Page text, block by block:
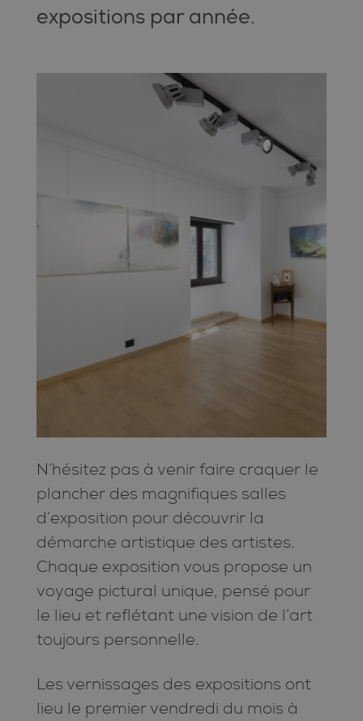
expositions par année.
N’hésitez pas à venir faire craquer le
plancher des magnifiques salles
d’exposition pour découvrir la
démarche artistique des artistes.
Chaque exposition vous propose un
voyage pictural unique, pensé pour
le lieu et reflétant une vision de l’art
toujours personnelle.
Les vernissages des expositions ont
lieu le premier vendredi du mois à